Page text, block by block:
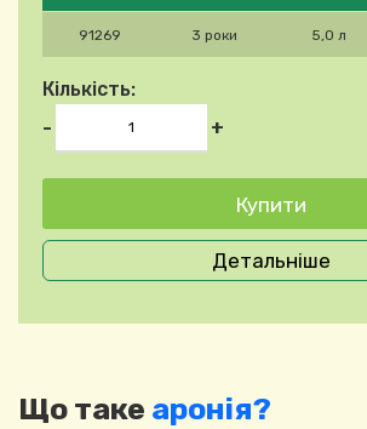
91269 3 роки 5,0 л
Кількість:
-
+
Детальніше
Що таке аронія?